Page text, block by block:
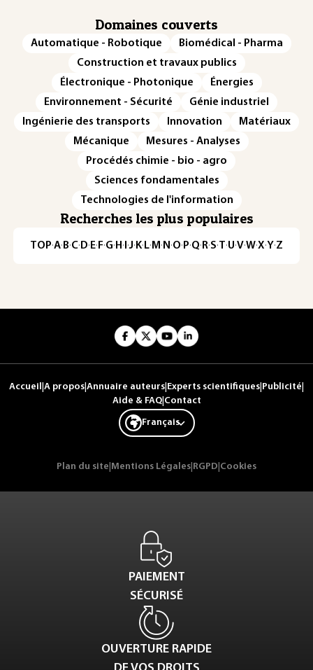
Domaines couverts
Automatique - Robotique
Biomédical - Pharma
Construction et travaux publics
Électronique - Photonique
Énergies
Environnement - Sécurité
Génie industriel
Ingénierie des transports
Innovation
Matériaux
Mécanique
Mesures - Analyses
Procédés chimie - bio - agro
Sciences fondamentales
Technologies de l'information
Recherches les plus populaires
TOP·A·B·C· D· E· F·G· H · ·J· K· L· M · N ·O· P·Q· R·S·T·U·V·W·X·Y·Z
Accueil A propos Annuaire auteurs Experts scientifiques Publicité
Aide & FAQ| Contact
Français
Plan du site Mentions Légales RGPD Cookies
PAIEMENT
SÉCURISÉ
OUVERTURE RAPIDE